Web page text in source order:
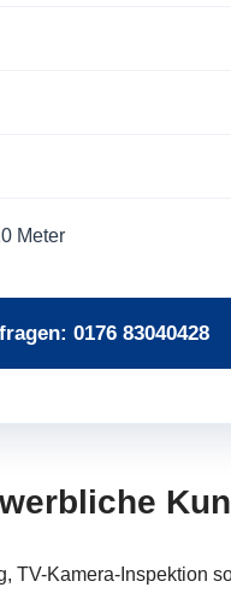
Meter
0176 83040428
TV-Kamera-Inspektion